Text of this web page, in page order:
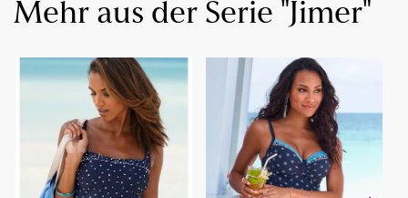
Mehr aus der Serie "Jimer"